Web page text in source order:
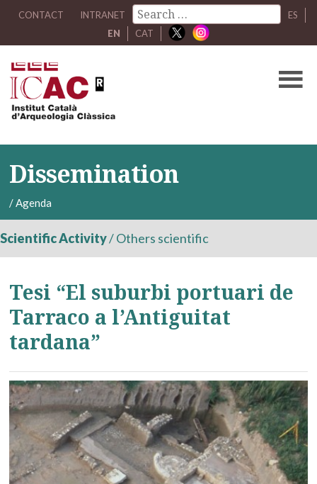
CONTACT INTRANET
ES
EN
CAT
Dissemination
/Agenda
Scientific Activity/Others scientific
Tesi “El suburbi portuari de
Tarraco a l’Antiguitat
tardana”